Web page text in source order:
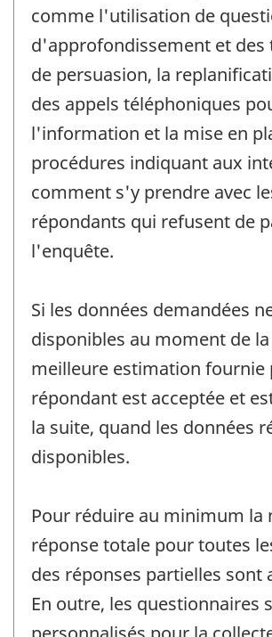
comme l'utilisation de
d'approfondissement et des
de persuasion, la
des appels téléphoniques
l'information et la mise en
procédures indiquant aux
comment s'y prendre avec
répondants qui refusent de
l'enquête.
Si les données demandées
disponibles au moment de
meilleure estimation fournie
répondant est acceptée et
la suite, quand les données
disponibles.
Pour réduire au minimum la
réponse totale pour toutes
des réponses partielles sont
En outre, les questionnaires